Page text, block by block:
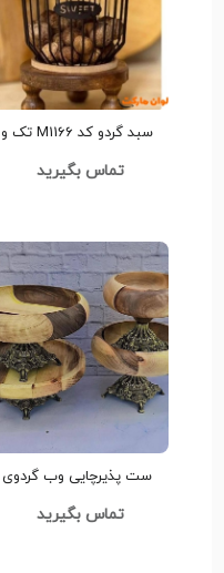
سبد گردو کد M1166 تک و
تماس بگیرید
ست پذیرچایی وب گردوی
تماس بگیرید